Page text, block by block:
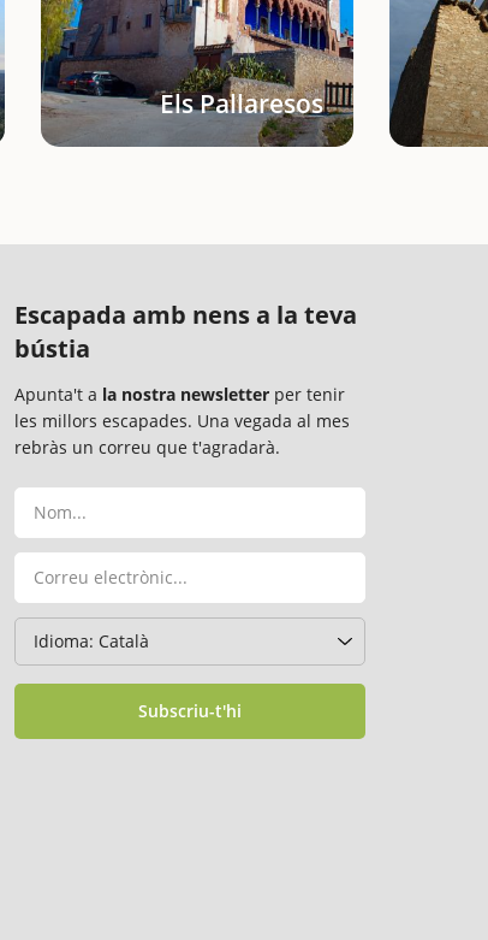
Els Pallaresos
Escapada amb nens a la teva
bústia
Apunta't a la nostra newsletter per tenir
les millors escapades. Una vegada al mes
rebràs un correu que t'agradarà.
Subscriu-t'hi